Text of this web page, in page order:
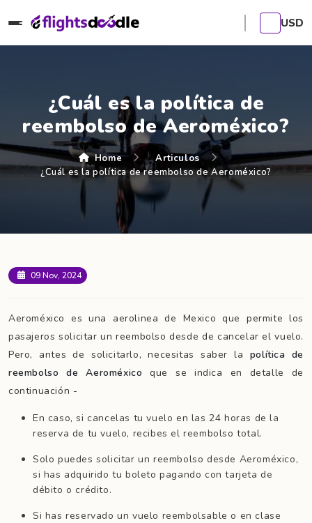
USD
¿Cuál es la política de
reembolso de Aeroméxico?
Home
Articulos
¿Cuál es la política de reembolso de Aeroméxico?
09 Nov, 2024
Aeroméxico es una aerolinea de Mexico que permite los
pasajeros solicitar un reembolso desde de cancelar el vuelo.
Pero, antes de solicitarlo, necesitas saber la política de
reembolso de Aeroméxicoque se indica en detalle de
continuación -
En caso, si cancelas tu vuelo en las 24 horas de la
reserva de tu vuelo, recibes el reembolso total.
Solo puedes solicitar un reembolso desde Aeroméxico,
si has adquirido tu boleto pagando con tarjeta de
débito o crédito.
Si has reservado un vuelo reembolsable o en clase